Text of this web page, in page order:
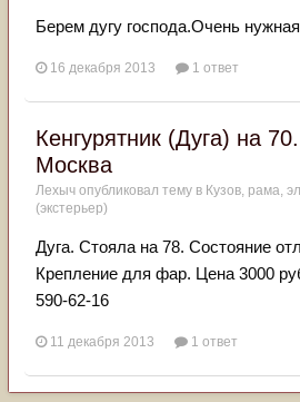
Берем дугу господа.Очень
16 декабря 2013 1 ответ
Кенгурятник (Дуга) на
Москва
Лехыч опубликовал тему в Кузов, рама,
(экстерьер)
Дуга. Стояла на 78. Состояние
Крепление для фар. Цена 3000
590-62-16
11 декабря 2013 1 ответ